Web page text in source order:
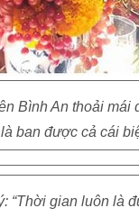
Bình An thoải
ban được cả cái
“Thời gian luôn là